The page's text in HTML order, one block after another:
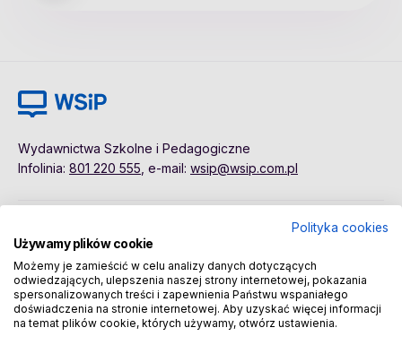
Wydawnictwa Szkolne i Pedagogiczne
Infolinia: 801 220 555 , e-mail: wsip@wsip.com.pl
Dane osobowe
Regulamin
Pierwsze kroki
Sklep
Polityka cookies
Używamy plików cookie
Możemy je zamieścić w celu analizy danych dotyczących
odwiedzających, ulepszenia naszej strony internetowej, pokazania
spersonalizowanych treści i zapewnienia Państwu wspaniałego
doświadczenia na stronie internetowej. Aby uzyskać więcej informacji
na temat plików cookie, których używamy, otwórz ustawienia.